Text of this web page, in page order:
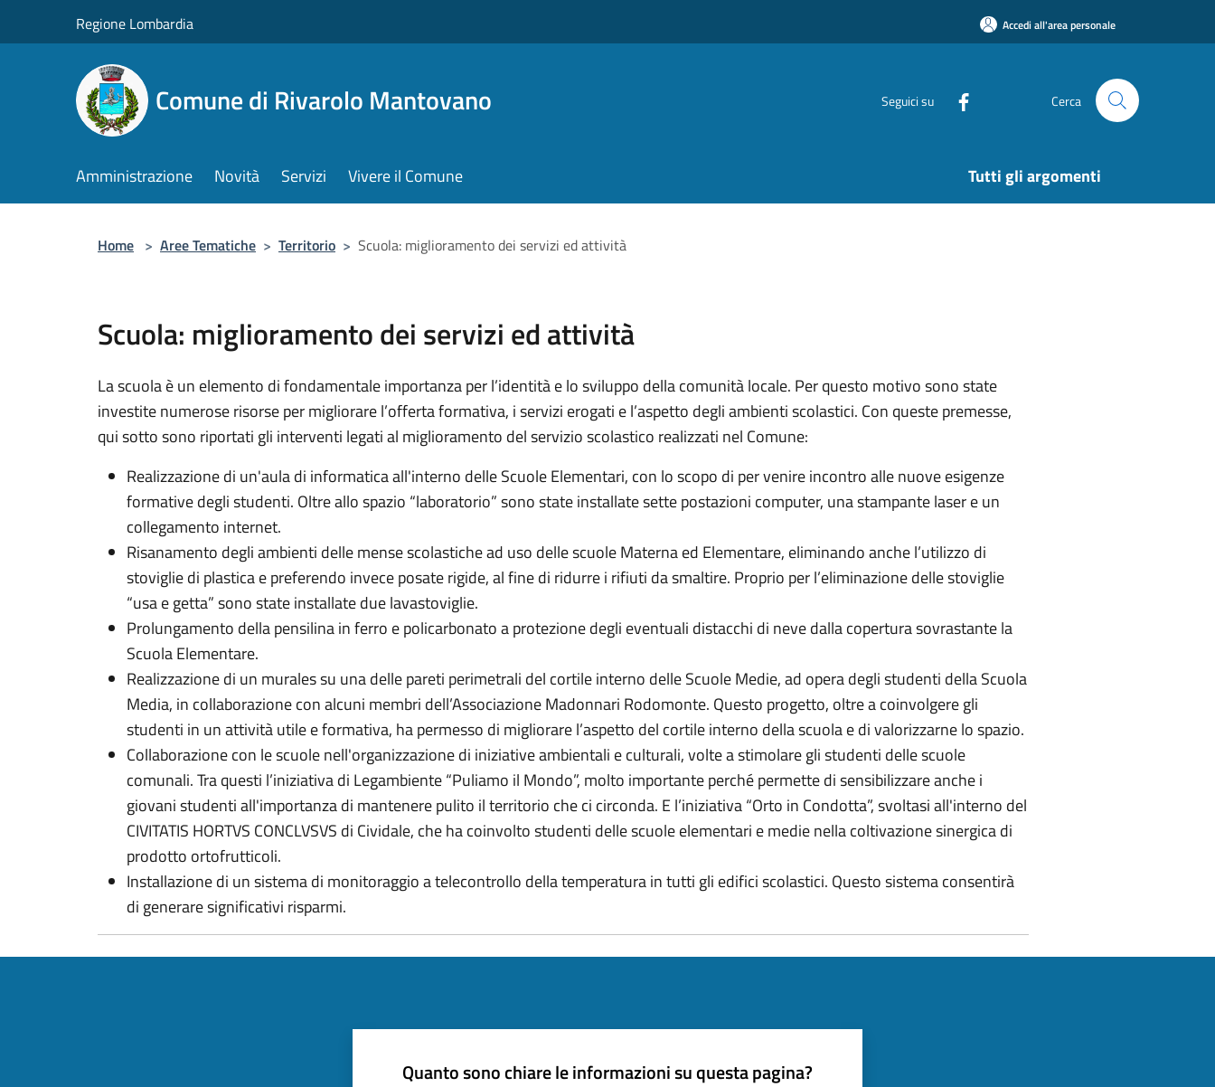
Regione Lombardia Accedi all'area personale
Comune di Rivarolo Mantovano Seguici su Cerca
Amministrazione Novità Servizi Vivere il Comune Tutti gli argomenti
Home > Aree Tematiche > Territorio > Scuola: miglioramento dei servizi ed attività
Scuola: miglioramento dei servizi ed attività
La scuola è un elemento di fondamentale importanza per l’identità e lo sviluppo della comunità locale. Per questo motivo sono state
investite numerose risorse per migliorare l’offerta formativa, i servizi erogati e l’aspetto degli ambienti scolastici. Con queste premesse,
qui sotto sono riportati gli interventi legati al miglioramento del servizio scolastico realizzati nel Comune:
Realizzazione di un'aula di informatica all'interno delle Scuole Elementari, con lo scopo di per venire incontro alle nuove esigenze
formative degli studenti. Oltre allo spazio “laboratorio” sono state installate sette postazioni computer, una stampante laser e un
collegamento internet.
Risanamento degli ambienti delle mense scolastiche ad uso delle scuole Materna ed Elementare, eliminando anche l’utilizzo di
stoviglie di plastica e preferendo invece posate rigide, al fine di ridurre i rifiuti da smaltire. Proprio per l’eliminazione delle stoviglie
“usa e getta” sono state installate due lavastoviglie.
Prolungamento della pensilina in ferro e policarbonato a protezione degli eventuali distacchi di neve dalla copertura sovrastante la
Scuola Elementare.
Realizzazione di un murales su una delle pareti perimetrali del cortile interno delle Scuole Medie, ad opera degli studenti della Scuola
Media, in collaborazione con alcuni membri dell’Associazione Madonnari Rodomonte. Questo progetto, oltre a coinvolgere gli
studenti in un attività utile e formativa, ha permesso di migliorare l’aspetto del cortile interno della scuola e di valorizzarne lo spazio.
Collaborazione con le scuole nell'organizzazione di iniziative ambientali e culturali, volte a stimolare gli studenti delle scuole
comunali. Tra questi l’iniziativa di Legambiente “Puliamo il Mondo”, molto importante perché permette di sensibilizzare anche i
giovani studenti all'importanza di mantenere pulito il territorio che ci circonda. E l’iniziativa “Orto in Condotta”, svoltasi all'interno del
CIVITATIS HORTVS CONCLVSVS di Cividale, che ha coinvolto studenti delle scuole elementari e medie nella coltivazione sinergica di
prodotto ortofrutticoli.
Installazione di un sistema di monitoraggio a telecontrollo della temperatura in tutti gli edifici scolastici. Questo sistema consentirà
di generare significativi risparmi.
Quanto sono chiare le informazioni su questa pagina?